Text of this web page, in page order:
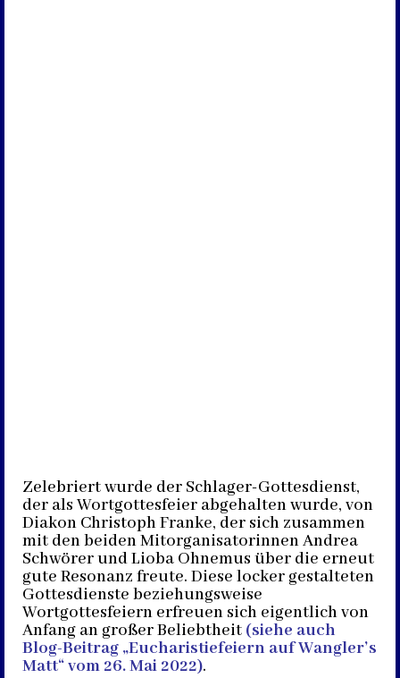
Zelebriert wurde der Schlager-Gottesdienst,
der als Wortgottesfeier abgehalten wurde, von
Diakon Christoph Franke, der sich zusammen
mit den beiden Mitorganisatorinnen Andrea
Schwörer und Lioba Ohnemus über die erneut
gute Resonanz freute. Diese locker gestalteten
Gottesdienste beziehungsweise
Wortgottesfeiern erfreuen sich eigentlich von
Anfang an großer Beliebtheit (siehe auch
Blog-Beitrag „Eucharistiefeiern auf Wangler’s
Matt“ vom 26. Mai 2022).